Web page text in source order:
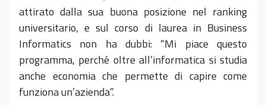
attirato dalla sua buona posizione nel ranking
universitario, e sul corso di laurea in Business
Informatics non ha dubbi: “Mi piace questo
programma, perché oltre all’informatica si studia
anche economia che permette di capire come
funziona un’azienda”.